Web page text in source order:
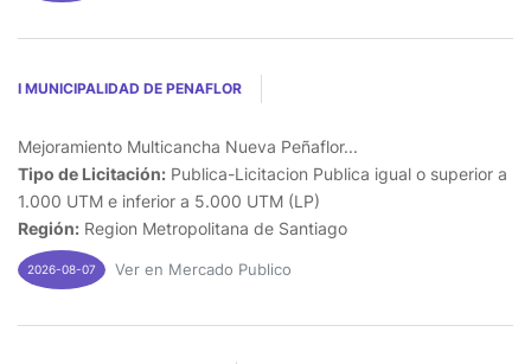
I MUNICIPALIDAD DE PENAFLOR
Mejoramiento Multicancha Nueva Peñaflor...
Tipo de Licitación: Publica-Licitacion Publica igual o superior a
1.000 UTM e inferior a 5.000 UTM (LP)
Región: Region Metropolitana de Santiago
2026-08-07 Ver en Mercado Publico